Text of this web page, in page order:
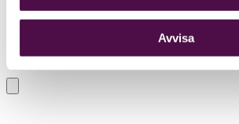
Avvisa